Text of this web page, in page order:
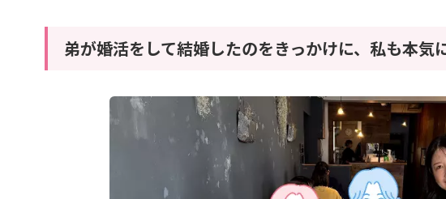
弟が婚活をして結婚したのをきっかけに、私も本気